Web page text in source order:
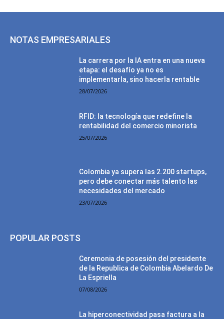
NOTAS EMPRESARIALES
La carrera por la IA entra en una nueva
etapa: el desafío ya no es
implementarla, sino hacerla rentable
28/07/2026
RFID: la tecnología que redefine la
rentabilidad del comercio minorista
25/07/2026
Colombia ya supera las 2.200 startups,
pero debe conectar más talento las
necesidades del mercado
23/07/2026
POPULAR POSTS
Ceremonia de posesión del presidente
de la Republica de Colombia Abelardo De
La Espriella
07/08/2026
La hiperconectividad pasa factura a la